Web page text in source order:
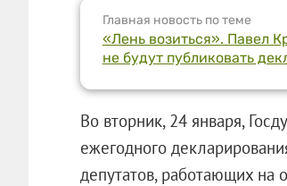
Главная новость по теме
«Лень возиться». Павел
не будут публиковать
Во вторник, 24 января,
ежегодного
депутатов, работающих на